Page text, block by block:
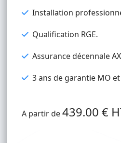
Installation
Qualification RGE.
Assurance décennale
3 ans de garantie MO
A partir de439.00 €